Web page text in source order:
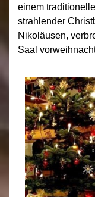
einem
strahlender
Nikoläusen,
Saal